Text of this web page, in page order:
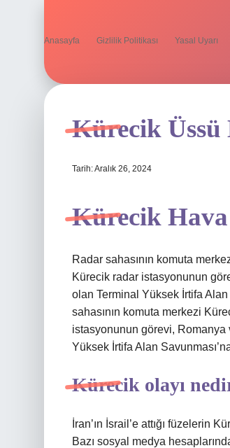
Anasayfa Gizlilik Politikası Yasal Uyarı
Kürecik
Tarih: Aralık 26, 2024
Kürecik Hava
Radar sahasının komuta
Kürecik radar istasyonunun
olan Terminal Yüksek İrtifa
sahasının komuta merkezi
istasyonunun görevi, Romanya
Yüksek İrtifa Alan
Kürecik olayı
İran’ın İsrail’e attığı füzelerin
Bazı sosyal medya